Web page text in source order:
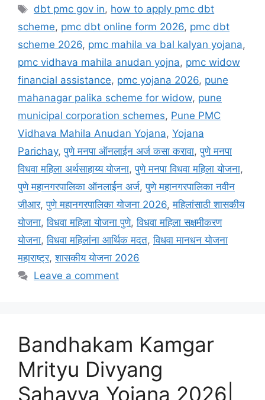
Tags
dbt pmc gov in, how to apply pmc dbt
scheme, pmc dbt online form 2026, pmc dbt
scheme 2026, pmc mahila va bal kalyan yojana,
pmc vidhava mahila anudan yojna, pmc widow
financial assistance, pmc yojana 2026, pune
mahanagar palika scheme for widow, pune
municipal corporation schemes, Pune PMC
Vidhava Mahila Anudan Yojana, Yojana
Parichay,पुणे मनपा ऑनलाईन अर्ज कसा करावा,पुणे मनपा
विधवा महिला अर्थसाहाय्य योजना,पुणे मनपा विधवा महिला योजना,
पुणे महानगरपालिका ऑनलाईन अर्ज,पुणे महानगरपालिका नवीन
जीआर,पुणे महानगरपालिका योजना 2026,महिलांसाठी शासकीय
योजना,विधवा महिला योजना पुणे,विधवा महिला सक्षमीकरण
योजना,विधवा महिलांना आर्थिक मदत,विधवा मानधन योजना
महाराष्ट्र,शासकीय योजना 2026
Leave a comment
Bandhakam Kamgar
Mrityu Divyang
Sahayya Yojana 2026|